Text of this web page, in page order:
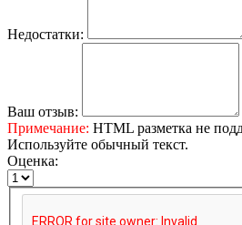
Недостатки:
Ваш отзыв:
Примечание: HTML разметка не
Используйте обычный текст.
Оценка: